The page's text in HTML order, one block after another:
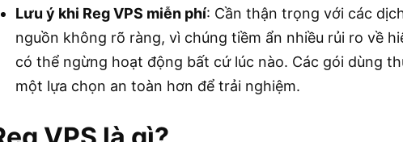
Lưu ý khi Reg VPS miễn phí: Cần thận trọng với các
nguồn không rõ ràng, vì chúng tiềm ẩn nhiều rủi ro về
có thể ngừng hoạt động bất cứ lúc nào. Các gói dùng
một lựa chọn an toàn hơn để trải nghiệm.